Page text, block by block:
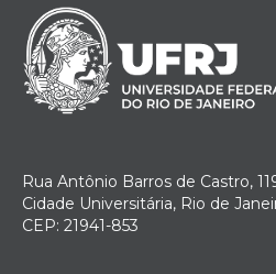
Rua Antônio Barros de Castro,
Cidade Universitária, Rio de
CEP: 21941-853